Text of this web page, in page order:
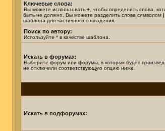
Ключевые слова:
Вы можете использовать + , чтобы определить слова,
быть не должно. Вы можете разделить слова символом |
шаблона для частичного совпадения.
Поиск по автору:
Используйте * в качестве шаблона.
Искать в форумах:
Выберите форум или форумы, в которых будет
не отключили соответствующую опцию ниже.
Искать в подфорумах: